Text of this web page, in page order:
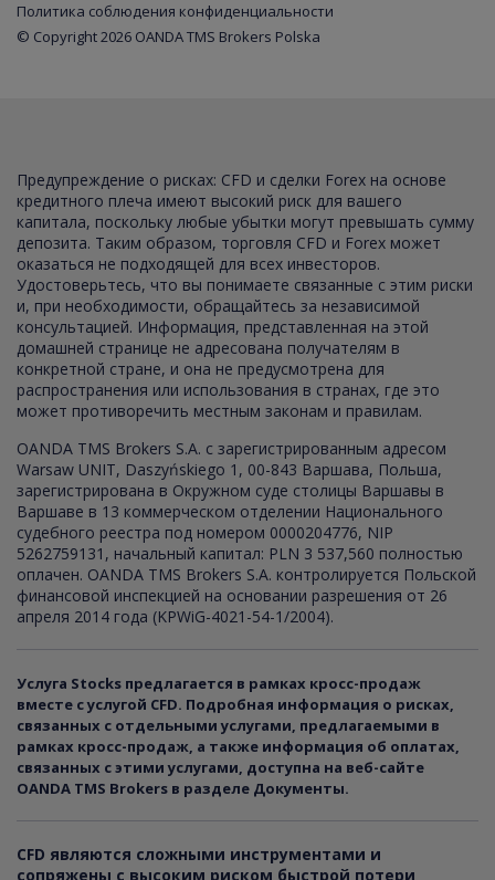
Политика соблюдения конфиденциальности
© Copyright 2026 OANDA TMS Brokers Polska
Предупреждение о рисках: CFD и сделки Forex на основе
кредитного плеча имеют высокий риск для вашего
капитала, поскольку любые убытки могут превышать сумму
депозита. Таким образом, торговля CFD и Forex может
оказаться не подходящей для всех инвесторов.
Удостоверьтесь, что вы понимаете связанные с этим риски
и, при необходимости, обращайтесь за независимой
консультацией. Информация, представленная на этой
домашней странице не адресована получателям в
конкретной стране, и она не предусмотрена для
распространения или использования в странах, где это
может противоречить местным законам и правилам.
OANDA TMS Brokers S.A. с зарегистрированным адресом
Warsaw UNIT, Daszyńskiego 1, 00-843 Варшава, Польша,
зарегистрирована в Окружном суде столицы Варшавы в
Варшаве в 13 коммерческом отделении Национального
судебного реестра под номером 0000204776, NIP
5262759131, начальный капитал: PLN 3 537,560 полностью
оплачен. OANDA TMS Brokers S.A. контролируется Польской
финансовой инспекцией на основании разрешения от 26
апреля 2014 года (KPWiG-4021-54-1/2004).
Услуга Stocks предлагается в рамках кросс-продаж
вместе с услугой CFD. Подробная информация о рисках,
связанных с отдельными услугами, предлагаемыми в
рамках кросс-продаж, а также информация об оплатах,
связанных с этими услугами, доступна на веб-сайте
OANDA TMS Brokers в разделе Документы.
CFD являются сложными инструментами и
сопряжены с высоким риском быстрой потери